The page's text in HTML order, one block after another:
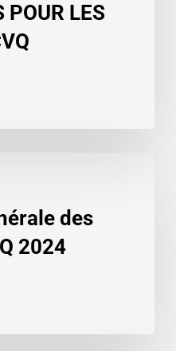
POUR LES
des
2024